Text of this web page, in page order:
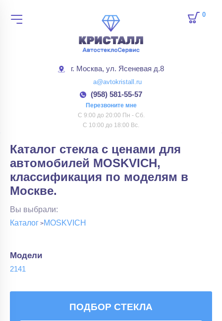
г. Москва, ул. Ясеневая д.8
a@avtokristall.ru
(958) 581-55-57
Перезвоните мне
С 9:00 до 20:00 Пн - Сб.
С 10:00 до 18:00 Вс.
0
ПОДБОР СТЕКЛА
Каталог стекла с ценами для
автомобилей MOSKVICH,
классификация по моделям в
Москве.
Вы выбрали:
Каталог
MOSKVICH
Модели
2141